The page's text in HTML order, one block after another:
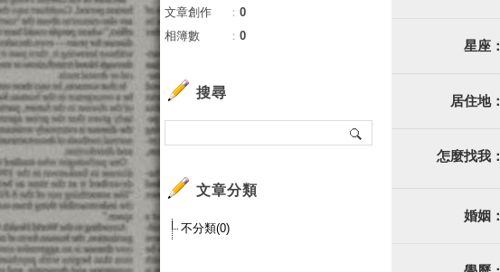
星座：
居住地：
怎麼找我：
婚姻：
文章創作
： 0
相簿數
： 0
搜尋
文章分類
不分類(0)